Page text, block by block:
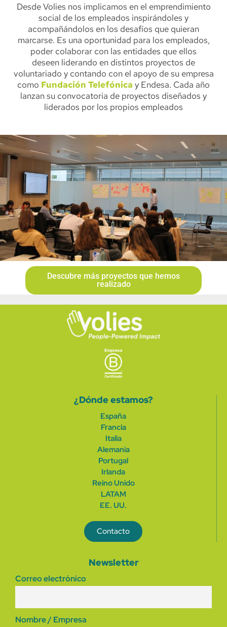
Desde Volies nos implicamos en el emprendimiento
social de los empleados inspirándoles y
acompañándolos en los desafíos que quieran
marcarse. Es una oportunidad para los empleados,
poder colaborar con las entidades que ellos
deseen liderando en distintos proyectos de
voluntariado y contando con el apoyo de su empresa
como Fundación Telefónica y Endesa. Cada año
lanzan su convocatoria de proyectos diseñados y
liderados por los propios empleados
Descubre más proyectos que hemos
realizado
¿Dónde estamos?
España
Francia
Italia
Alemania
Portugal
Irlanda
Reino Unido
LATAM
EE. UU.
Contacto
Newsletter
Correo electrónico
Nombre / Empresa